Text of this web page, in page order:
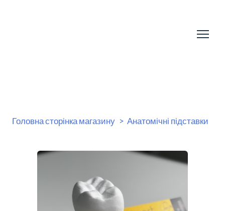
Головна сторінка магазину Анатомічні підставки